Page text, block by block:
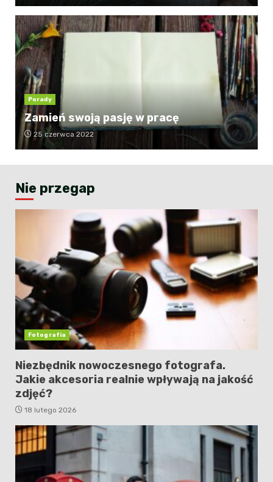
Porady
Zamień swoją pasję w pracę
25 czerwca 2022
Nie przegap
Fotografia
Niezbędnik nowoczesnego fotografa.
Jakie akcesoria realnie wpływają na jakość
zdjęć?
18 lutego 2026